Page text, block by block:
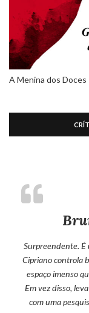
A Menina dos Doces
Surpreendente. É
Cipriano controla
espaço imenso
Em vez disso,
com uma